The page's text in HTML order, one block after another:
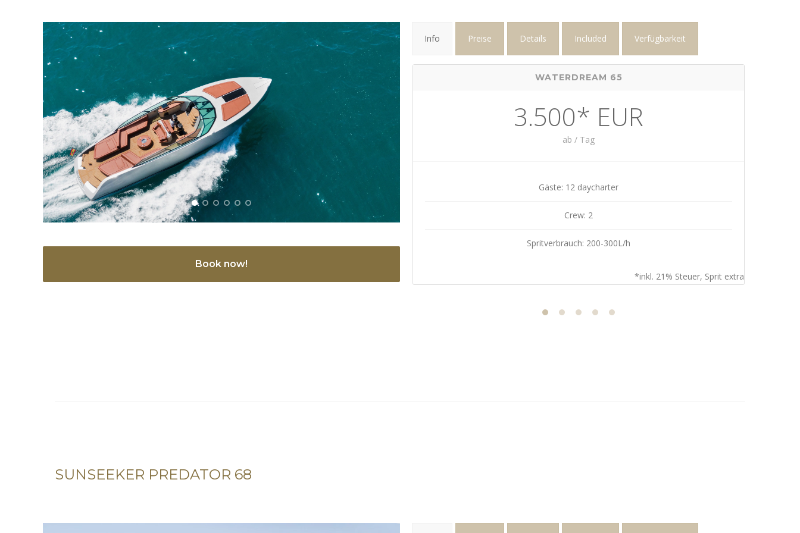
Book now!
Info Preise Details Included Verfügbarkeit
WATERDREAM 65
3.500* EUR
ab / Tag
Gäste: 12 daycharter
Crew: 2
Spritverbrauch: 200-300L/h
*inkl. 21% Steuer, Sprit extra
SUNSEEKER PREDATOR 68